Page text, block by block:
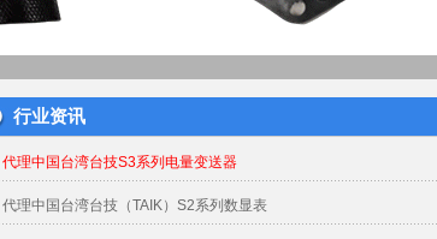
行业资讯
代理中国台湾台技S3系列电量变送器
代理中国台湾台技（TAIK）S2系列数显表